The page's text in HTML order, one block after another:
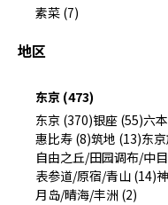
素菜 (7)
地区
东京 (473)
东京 (370)银座 (55)六
惠比寿 (8)筑地 (13)东
自由之丘/田园调布/中
表参道/原宿/青山 (14)
月岛/晴海/丰洲 (2)